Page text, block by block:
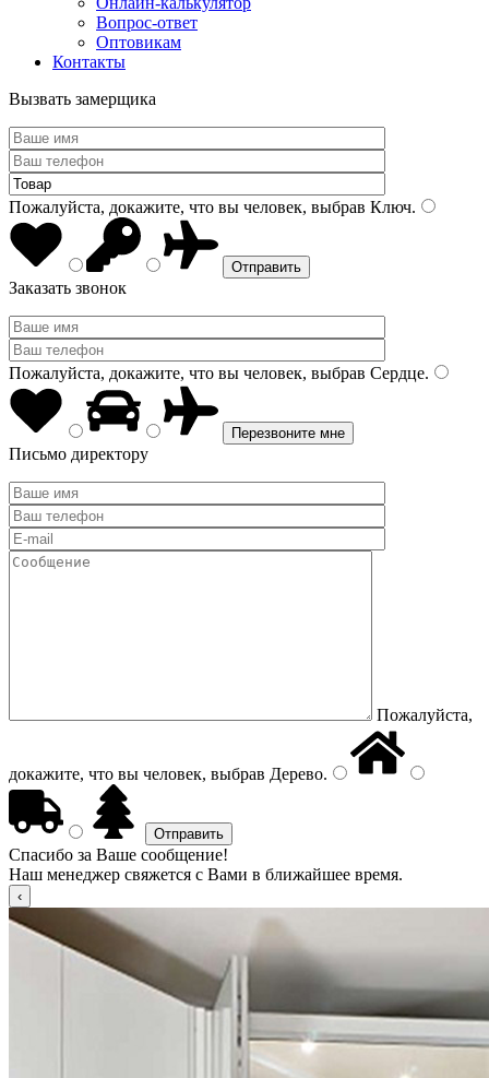
Вопрос-ответ
Оптовикам
Контакты
Вызвать замерщика
Пожалуйста, докажите, что вы человек, выбрав Ключ.
Заказать звонок
Пожалуйста, докажите, что вы человек, выбрав Сердце.
Письмо директору
Пожалуйста,
докажите, что вы человек, выбрав Дерево.
Спасибо за Ваше сообщение!
Наш менеджер свяжется с Вами в ближайшее время.